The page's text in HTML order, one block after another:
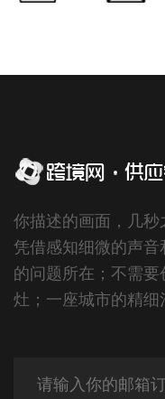
你描述的画面，几秒
凭借感知细微的声
的问题所在；不需
灶；一座城市的精细